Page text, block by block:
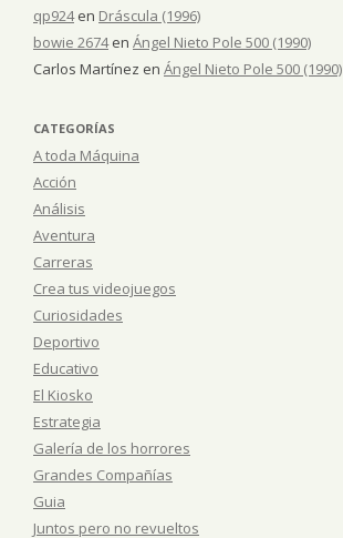
qp924en Dráscula (1996)
bowie 2674en Ángel Nieto Pole 500 (1990)
Carlos Martínez en Ángel Nieto Pole 500 (1990)
CATEGORÍAS
A toda Máquina
Acción
Análisis
Aventura
Carreras
Crea tus videojuegos
Curiosidades
Deportivo
Educativo
El Kiosko
Estrategia
Galería de los horrores
Grandes Compañías
Guia
Juntos pero no revueltos